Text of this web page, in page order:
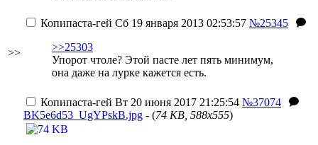
>>
Копипаста-гей Сб 19 января 2013 02:53:57 №25345
>>25303
Упорот чтоле? Этой пасте лет пять минимум,
она даже на лурке кажется есть.
Копипаста-гей Вт 20 июня 2017 21:25:54 №37074
BK5e6d53_UgYPskB.jpg - (74 KB, 588x555)